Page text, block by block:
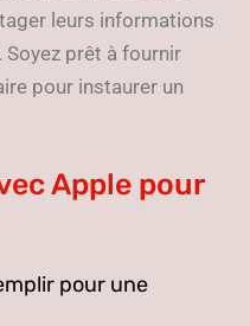
leurs informations
prêt à fournir
pour instaurer un
Apple pour
pour une